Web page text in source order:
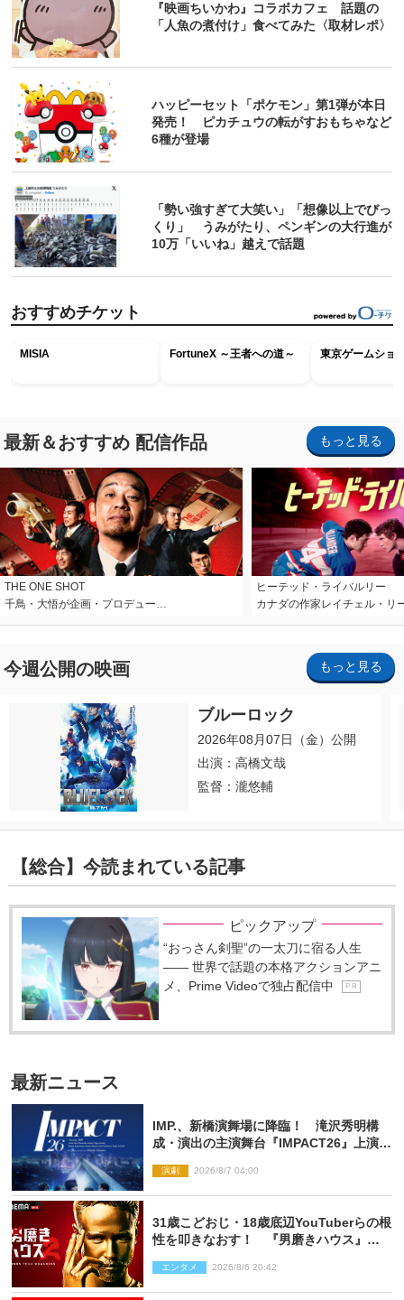
『映画ちいかわ』コラボカフェ 話題の
「人魚の煮付け」食べてみた〈取材レポ〉
ハッピーセット「ポケモン」第1弾が本日
発売！ ピカチュウの転がすおもちゃなど
6種が登場
「勢い強すぎて大笑い」「想像以上でびっ
くり」 うみがたり、ペンギンの大行進が
10万「いいね」越えで話題
おすすめチケット
MISIA FortuneX ～王者への道～ 東京ゲームショ
最新＆おすすめ 配信作品 もっと見る
THE ONE SHOT
千鳥・大悟が企画・プロデュー…
ヒーテッド・ライバルリー
カナダの作家レイチェル・リ
今週公開の映画 もっと見る
ブルーロック
2026年08月07日（金）公開
出演：高橋文哉
監督：瀧悠輔
【総合】今読まれている記事
ピックアップ
“おっさん剣聖”の一太刀に宿る人生
―― 世界で話題の本格アクションアニ
メ、Prime Videoで独占配信中
P R
最新ニュース
IMP.、新橋演舞場に降臨！ 滝沢秀明構
成・演出の主演舞台『IMPACT26』上演決
演劇 2026/8/7 04:00
31歳こどおじ・18歳底辺YouTuberらの根
性を叩きなおす！ 『男磨きハウス』第2
エンタメ 2026/8/6 20:42